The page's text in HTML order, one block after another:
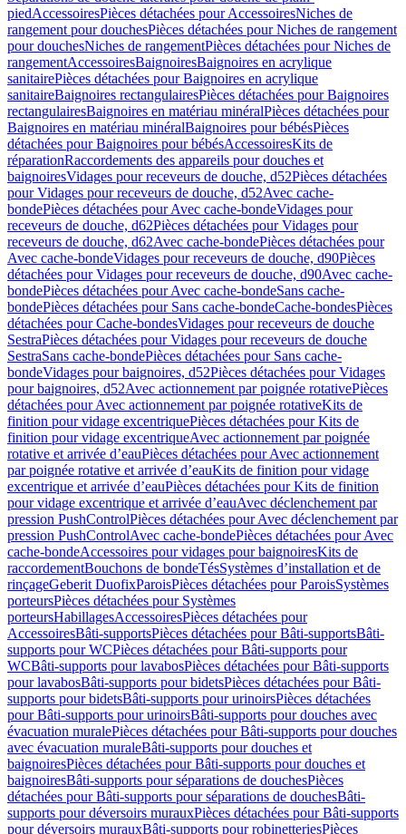
piedAccessoiresPièces détachées pour AccessoiresNiches de
rangement pour douchesPièces détachées pour Niches de rangement
pour douchesNiches de rangementPièces détachées pour Niches de
rangementAccessoiresBaignoiresBaignoires en acrylique
sanitairePièces détachées pour Baignoires en acrylique
sanitaireBaignoires rectangulairesPièces détachées pour Baignoires
rectangulairesBaignoires en matériau minéralPièces détachées pour
Baignoires en matériau minéralBaignoires pour bébésPièces
détachées pour Baignoires pour bébésAccessoiresKits de
réparationRaccordements des appareils pour douches et
baignoiresVidages pour receveurs de douche, d52Pièces détachées
pour Vidages pour receveurs de douche, d52Avec cache-
bondePièces détachées pour Avec cache-bondeVidages pour
receveurs de douche, d62Pièces détachées pour Vidages pour
receveurs de douche, d62Avec cache-bondePièces détachées pour
Avec cache-bondeVidages pour receveurs de douche, d90Pièces
détachées pour Vidages pour receveurs de douche, d90Avec cache-
bondePièces détachées pour Avec cache-bondeSans cache-
bondePièces détachées pour Sans cache-bondeCache-bondesPièces
détachées pour Cache-bondesVidages pour receveurs de douche
SestraPièces détachées pour Vidages pour receveurs de douche
SestraSans cache-bondePièces détachées pour Sans cache-
bondeVidages pour baignoires, d52Pièces détachées pour Vidages
pour baignoires, d52Avec actionnement par poignée rotativePièces
détachées pour Avec actionnement par poignée rotativeKits de
finition pour vidage excentriquePièces détachées pour Kits de
finition pour vidage excentriqueAvec actionnement par poignée
rotative et arrivée d’eauPièces détachées pour Avec actionnement
par poignée rotative et arrivée d’eauKits de finition pour vidage
excentrique et arrivée d’eauPièces détachées pour Kits de finition
pour vidage excentrique et arrivée d’eauAvec déclenchement par
pression PushControlPièces détachées pour Avec déclenchement par
pression PushControlAvec cache-bondePièces détachées pour Avec
cache-bondeAccessoires pour vidages pour baignoiresKits de
raccordementBouchons de bondeTésSystèmes d’installation et de
rinçageGeberit DuofixParoisPièces détachées pour ParoisSystèmes
porteursPièces détachées pour Systèmes
porteursHabillagesAccessoiresPièces détachées pour
AccessoiresBâti-supportsPièces détachées pour Bâti-supportsBâti-
supports pour WCPièces détachées pour Bâti-supports pour
WCBâti-supports pour lavabosPièces détachées pour Bâti-supports
pour lavabosBâti-supports pour bidetsPièces détachées pour Bâti-
supports pour bidetsBâti-supports pour urinoirsPièces détachées
pour Bâti-supports pour urinoirsBâti-supports pour douches avec
évacuation muralePièces détachées pour Bâti-supports pour douches
avec évacuation muraleBâti-supports pour douches et
baignoiresPièces détachées pour Bâti-supports pour douches et
baignoiresBâti-supports pour séparations de douchesPièces
détachées pour Bâti-supports pour séparations de douchesBâti-
supports pour déversoirs murauxPièces détachées pour Bâti-supports
pour déversoirs murauxBâti-supports pour robinetteriesPièces